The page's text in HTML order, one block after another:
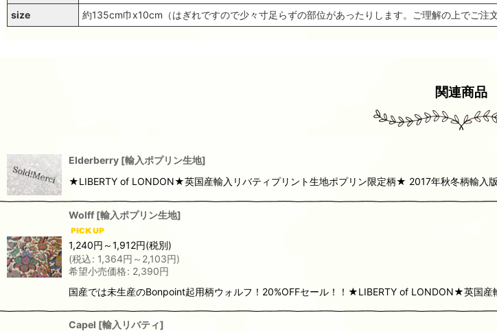
size
約135cm巾x10cm（はぎれですので少々寸足らずの部位があったりします。ご理解の上でご注
関連商品
Elderberry [輸入ポプリン生地]
★LIBERTY of LONDON★英国産輸入リバティプリント生地ポプリン限定柄★ 2017年秋冬柄輸
Wolff [輸入ポプリン生地]
1,240円 ～1,912円(税別)
(税込: 1,364円 ～2,103円)
希望小売価格: 2,390円
国産では未生産のBonpoint起用柄ウォルフ！20%OFFセール！！★LIBERTY of LONDON★英国
Capel [輸入リバティ]